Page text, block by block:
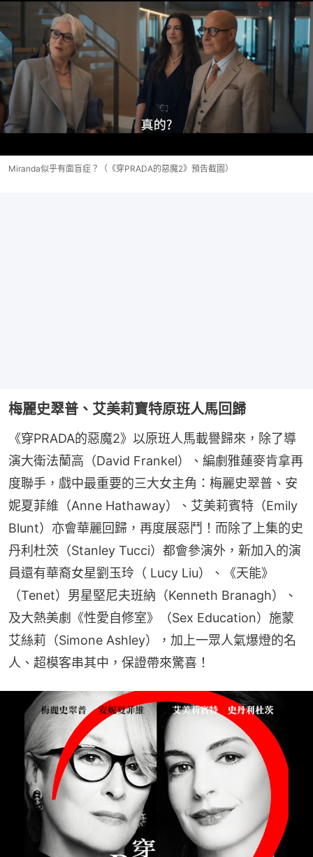
Miranda似乎有面盲症？（《穿PRADA的惡魔2》預告截圖）
梅麗史翠普、艾美莉寶特原班人馬回歸
《穿PRADA的惡魔2》以原班人馬載譽歸來，除了導
演大衛法蘭高（David Frankel）、編劇雅蓮麥肯拿再
度聯手，戲中最重要的三大女主角：梅麗史翠普、安
妮夏菲維（Anne Hathaway）、艾美莉賓特（Emily
Blunt）亦會華麗回歸，再度展惡鬥！而除了上集的史
丹利杜茨（Stanley Tucci）都會參演外，新加入的演
員還有華裔女星劉玉玲（ Lucy Liu）、《天能》
（Tenet）男星堅尼夫班納（Kenneth Branagh）、
及大熱美劇《性愛自修室》（Sex Education）施蒙
艾絲莉（Simone Ashley），加上一眾人氣爆燈的名
人、超模客串其中，保證帶來驚喜！